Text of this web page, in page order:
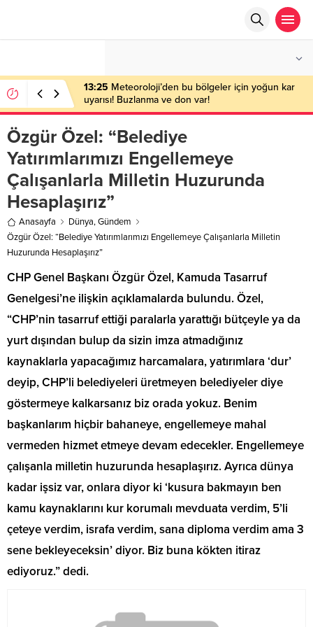
13:25 Meteoroloji’den bu bölgeler için yoğun kar
uyarısı! Buzlanma ve don var!
Özgür Özel: “Belediye
Yatırımlarımızı Engellemeye
Çalışanlarla Milletin Huzurunda
Hesaplaşırız”
Anasayfa Dünya,Gündem
Özgür Özel: “Belediye Yatırımlarımızı Engellemeye Çalışanlarla Milletin
Huzurunda Hesaplaşırız”
CHP Genel Başkanı Özgür Özel, Kamuda Tasarruf
Genelgesi’ne ilişkin açıklamalarda bulundu. Özel,
“CHP’nin tasarruf ettiği paralarla yarattığı bütçeyle ya da
yurt dışından bulup da sizin imza atmadığınız
kaynaklarla yapacağımız harcamalara, yatırımlara ‘dur’
deyip, CHP’li belediyeleri üretmeyen belediyeler diye
göstermeye kalkarsanız biz orada yokuz. Benim
başkanlarım hiçbir bahaneye, engellemeye mahal
vermeden hizmet etmeye devam edecekler. Engellemeye
çalışanla milletin huzurunda hesaplaşırız. Ayrıca dünya
kadar işsiz var, onlara diyor ki ‘kusura bakmayın ben
kamu kaynaklarını kur korumalı mevduata verdim, 5’li
çeteye verdim, israfa verdim, sana diploma verdim ama 3
sene bekleyeceksin’ diyor. Biz buna kökten itiraz
ediyoruz.” dedi.